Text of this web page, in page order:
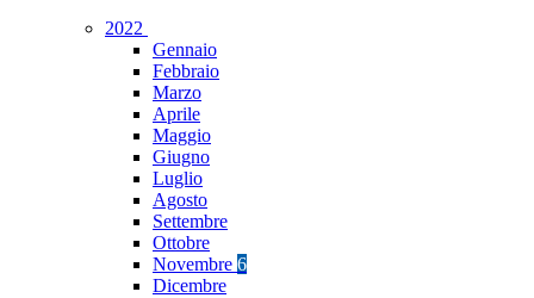
2022
Gennaio
Febbraio
Marzo
Aprile
Maggio
Giugno
Luglio
Agosto
Settembre
Ottobre
Novembre 6
Dicembre